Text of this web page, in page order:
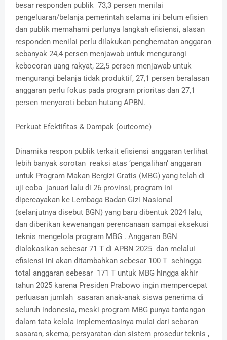
besar responden publik 73,3 persen menilai
pengeluaran/belanja pemerintah selama ini belum efisien
dan publik memahami perlunya langkah efisiensi, alasan
responden menilai perlu dilakukan penghematan anggaran
sebanyak 24,4 persen menjawab untuk mengurangi
kebocoran uang rakyat, 22,5 persen menjawab untuk
mengurangi belanja tidak produktif, 27,1 persen beralasan
anggaran perlu fokus pada program prioritas dan 27,1
persen menyoroti beban hutang APBN.
Perkuat Efektifitas & Dampak (outcome)
Dinamika respon publik terkait efisiensi anggaran terlihat
lebih banyak sorotan reaksi atas ‘pengalihan’ anggaran
untuk Program Makan Bergizi Gratis (MBG) yang telah di
uji coba januari lalu di 26 provinsi, program ini
dipercayakan ke Lembaga Badan Gizi Nasional
(selanjutnya disebut BGN) yang baru dibentuk 2024 lalu,
dan diberikan kewenangan perencanaan sampai eksekusi
teknis mengelola program MBG . Anggaran BGN
dialokasikan sebesar 71 T di APBN 2025 dan melalui
efisiensi ini akan ditambahkan sebesar 100 T sehingga
total anggaran sebesar 171 T untuk MBG hingga akhir
tahun 2025 karena Presiden Prabowo ingin mempercepat
perluasan jumlah sasaran anak-anak siswa penerima di
seluruh indonesia, meski program MBG punya tantangan
dalam tata kelola implementasinya mulai dari sebaran
sasaran, skema, persyaratan dan sistem prosedur teknis ,